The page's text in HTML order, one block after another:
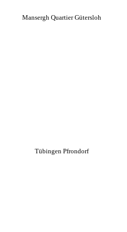
Mansergh Quartier Gütersloh
Tübingen Pfrondorf